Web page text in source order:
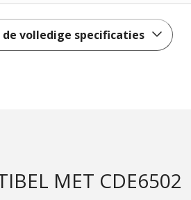
volledige specificaties
MET CDE6502